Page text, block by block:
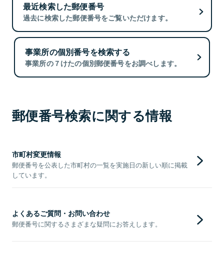
最近検索した郵便番号
過去に検索した郵便番号をご覧いただけます。
事業所の個別番号を検索する
事業所の７けたの個別郵便番号をお調べします。
郵便番号検索に関する情報
市町村変更情報
郵便番号を公表した市町村の一覧を実施日の新しい順に掲載
しています。
よくあるご質問・お問い合わせ
郵便番号に関するさまざまな疑問にお答えします。